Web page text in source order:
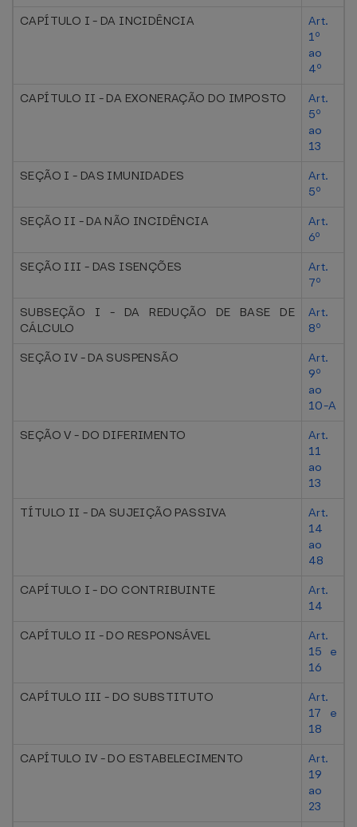
CAPÍTULO I - DA INCIDÊNCIA
Art.
1º
ao
4º
CAPÍTULO II - DA EXONERAÇÃO DO IMPOSTO
Art.
5º
ao
13
SEÇÃO I - DAS IMUNIDADES
Art.
5º
SEÇÃO II - DA NÃO INCIDÊNCIA
Art.
6º
SEÇÃO III - DAS ISENÇÕES
Art.
7º
SUBSEÇÃO I - DA REDUÇÃO DE BASE DE
CÁLCULO
Art.
8º
SEÇÃO IV - DA SUSPENSÃO
Art.
9º
ao
10-A
SEÇÃO V - DO DIFERIMENTO
Art.
11
ao
13
TÍTULO II - DA SUJEIÇÃO PASSIVA
Art.
14
ao
48
CAPÍTULO I - DO CONTRIBUINTE
Art.
14
CAPÍTULO II - DO RESPONSÁVEL
Art.
15 e
16
CAPÍTULO III - DO SUBSTITUTO
Art.
17 e
18
CAPÍTULO IV - DO ESTABELECIMENTO
Art.
19
ao
23